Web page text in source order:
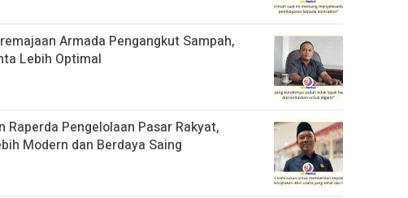
Armada Pengangkut Sampah,
Lebih Optimal
Raperda Pengelolaan Pasar Rakyat,
Modern dan Berdaya Saing